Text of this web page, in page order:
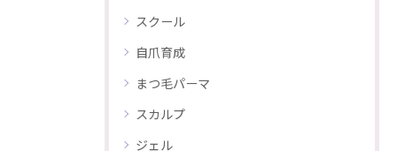
スクール
自爪育成
まつ毛パーマ
スカルプ
ジェル